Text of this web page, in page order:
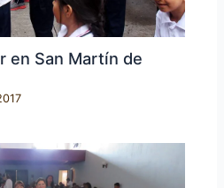
en San Martín de